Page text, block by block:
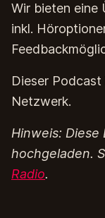
Wir bieten eine
inkl.
Dieser Podcast
Netzwerk.
Hinweis:
hochgeladen.
Radio.